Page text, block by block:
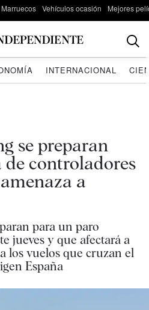
Marruecos Vehículos ocasión Mejores
INTERNACIONAL
se preparan
de controladores
a
para un paro
jueves y que afectará a
los vuelos que cruzan el
España